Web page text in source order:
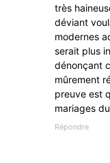
très
déviant
modernes
serait plus
dénonçant
mûrement
preuve est
mariages
Répondre